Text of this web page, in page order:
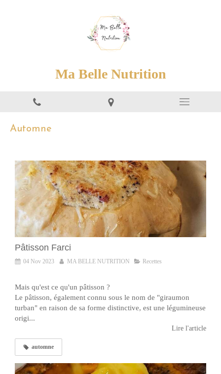
Ma Belle Nutrition
Automne
Pâtisson Farci
04 Nov 2023 MA BELLE NUTRITION Recettes
Mais qu'est ce qu'un pâtisson ?
Le pâtisson, également connu sous le nom de "giraumon
turban" en raison de sa forme distinctive, est une légumineuse
origi...
Lire l'article
automne